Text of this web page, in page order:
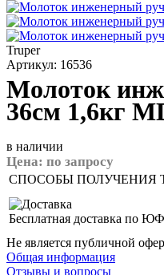
Truper
Артикул: 16536
Молоток
36см 1,6кг
в наличии
Цена: по запросу
СПОСОБЫ ПОЛУЧЕНИЯ
Бесплатная доставка по
Не является публичной
Общая информация
Отзывы и вопросы